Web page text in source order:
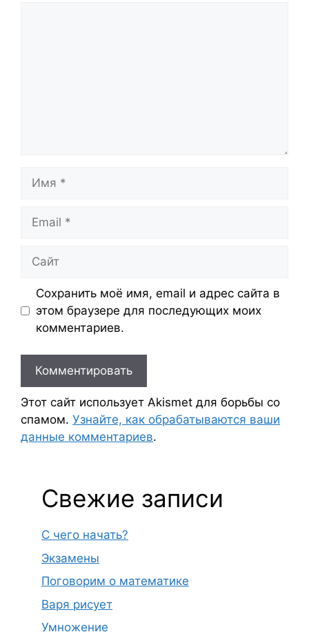
Имя
Email
Сайт
Сохранить моё имя, email и адрес сайта в
этом браузере для последующих моих
комментариев.
Этот сайт использует Akismet для борьбы со
спамом. Узнайте, как обрабатываются ваши
данные комментариев.
Свежие записи
С чего начать?
Экзамены
Поговорим о математике
Варя рисует
Умножение